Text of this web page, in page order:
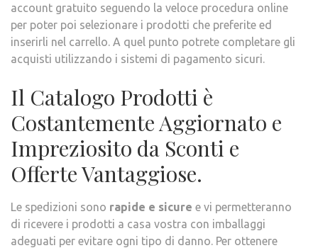
account gratuito seguendo la veloce procedura online
per poter poi selezionare i prodotti che preferite ed
inserirli nel carrello. A quel punto potrete completare gli
acquisti utilizzando i sistemi di pagamento sicuri.
Il Catalogo Prodotti è
Costantemente Aggiornato e
Impreziosito da Sconti e
Offerte Vantaggiose.
Le spedizioni sono rapide e sicure e vi permetteranno
di ricevere i prodotti a casa vostra con imballaggi
adeguati per evitare ogni tipo di danno. Per ottenere